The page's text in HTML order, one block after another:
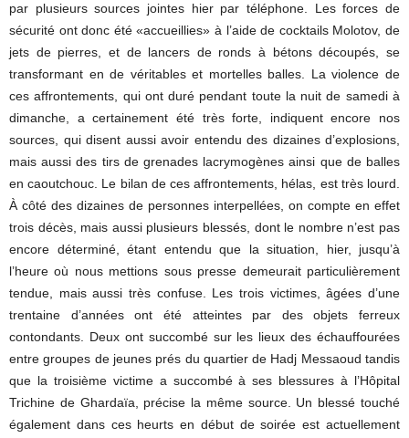
par plusieurs sources jointes hier par téléphone. Les forces de
sécurité ont donc été «accueillies» à l’aide de cocktails Molotov, de
jets de pierres, et de lancers de ronds à bétons découpés, se
transformant en de véritables et mortelles balles. La violence de
ces affrontements, qui ont duré pendant toute la nuit de samedi à
dimanche, a certainement été très forte, indiquent encore nos
sources, qui disent aussi avoir entendu des dizaines d’explosions,
mais aussi des tirs de grenades lacrymogènes ainsi que de balles
en caoutchouc. Le bilan de ces affrontements, hélas, est très lourd.
À côté des dizaines de personnes interpellées, on compte en effet
trois décès, mais aussi plusieurs blessés, dont le nombre n’est pas
encore déterminé, étant entendu que la situation, hier, jusqu’à
l’heure où nous mettions sous presse demeurait particulièrement
tendue, mais aussi très confuse. Les trois victimes, âgées d’une
trentaine d’années ont été atteintes par des objets ferreux
contondants. Deux ont succombé sur les lieux des échauffourées
entre groupes de jeunes prés du quartier de Hadj Messaoud tandis
que la troisième victime a succombé à ses blessures à l’Hôpital
Trichine de Ghardaïa, précise la même source. Un blessé touché
également dans ces heurts en début de soirée est actuellement